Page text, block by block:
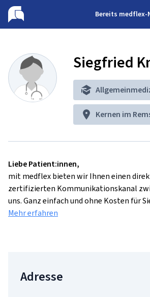
Bereits medflex-
Siegfried
Kernen im
Liebe Patient:innen,
mit medflex bieten wir Ihnen einen
zertifizierten Kommunikationskanal
uns. Ganz einfach und ohne Kosten für
Mehr erfahren
Adresse